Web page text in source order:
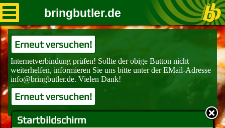
Startbildschirm
bringbutler.de
Erneut versuchen!
Erneut versuchen!